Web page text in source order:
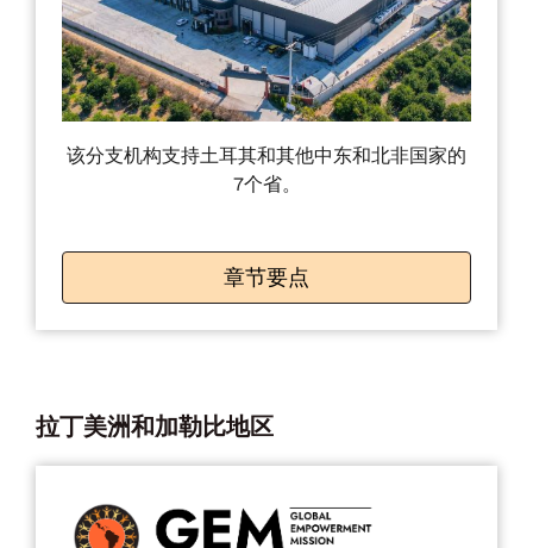
该分支机构支持土耳其和其他中东和北非国家的
7个省。
章节要点
拉丁美洲和加勒比地区